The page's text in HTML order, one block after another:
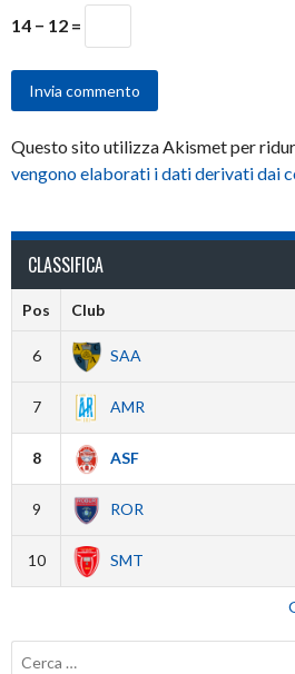
14 − 12 =
Questo sito utilizza Akismet per
vengono elaborati i dati derivati dai
CLASSIFICA
Pos Club
6 SAA
7 AMR
8 ASF
9 ROR
10 SMT